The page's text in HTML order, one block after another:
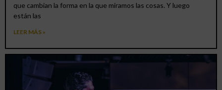
que cambian la forma en la que miramos las cosas. Y luego
están las
LEER MÁS »